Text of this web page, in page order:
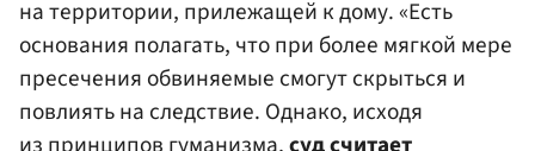
на территории, прилежащей к дому. «Есть
основания полагать, что при более мягкой мере
пресечения обвиняемые смогут скрыться и
повлиять на следствие. Однако, исходя